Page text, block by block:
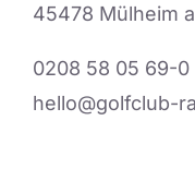
45478 Mülheim
0208 58 05 69-0
hello@golfclub-